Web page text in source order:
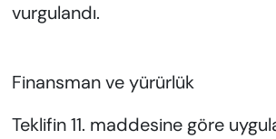
vurgulandı.
Finansman ve yürürlük
Teklifin 11. maddesine göre